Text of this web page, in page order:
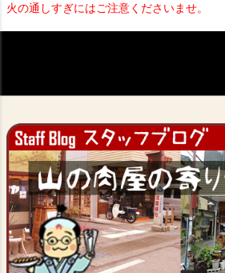
火の通しすぎにはご注意くださいませ。